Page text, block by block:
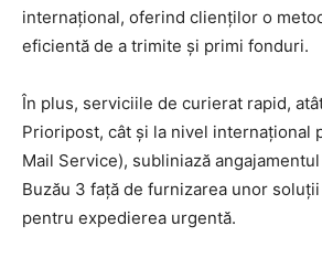
internațional, oferind clienților o
eficientă de a trimite și primi fonduri.
În plus, serviciile de curierat rapid,
Prioripost, cât și la nivel internațional
Mail Service), subliniază
Buzău 3 față de furnizarea unor
pentru expedierea urgentă.